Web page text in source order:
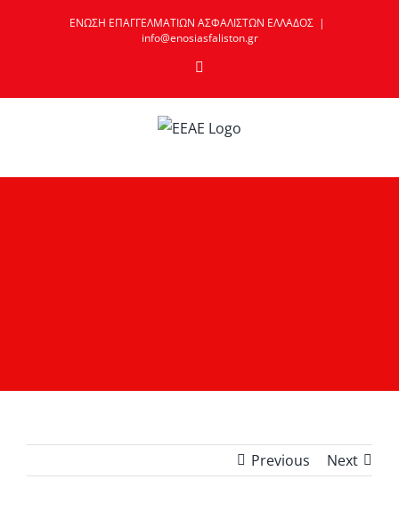
ΕΝΩΣΗ ΕΠΑΓΓΕΛΜΑΤΙΩΝ ΑΣΦΑΛΙΣΤΩΝ ΕΛΛΑΔΟΣ |
info@enosiasfaliston.gr
Previous Next